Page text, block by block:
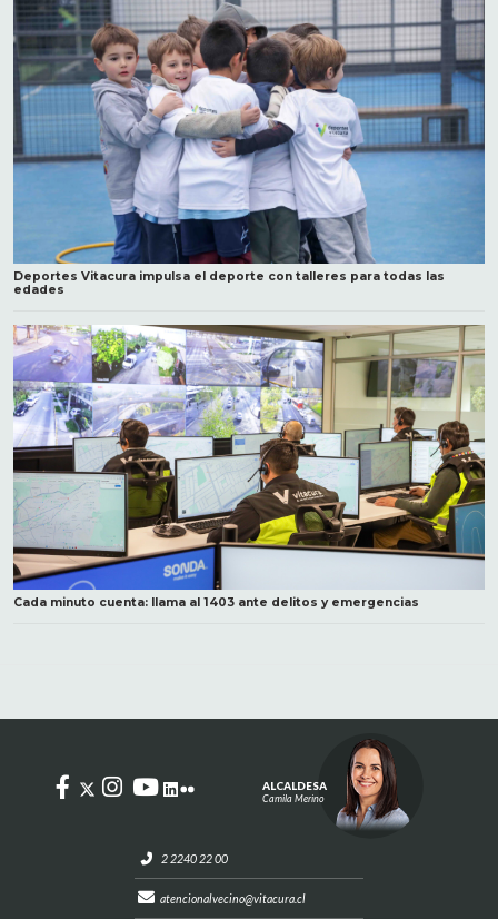
Deportes Vitacura impulsa el deporte con talleres para todas las
edades
Cada minuto cuenta: llama al 1403 ante delitos y emergencias
2 2240 22 00
atencionalvecino@vitacura.cl
ALCALDESA
Camila Merino